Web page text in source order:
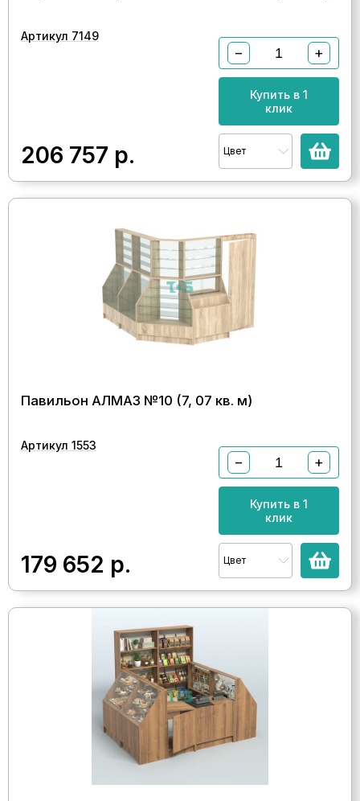
Артикул 7149
206 757 р.
− +
Купить в 1
клик
Цвет
Павильон АЛМАЗ №10 (7, 07 кв. м)
Артикул 1553
179 652 р.
− +
Купить в 1
клик
Цвет